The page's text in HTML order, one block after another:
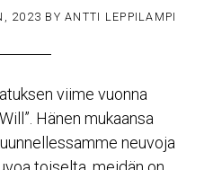
2023 BYANTTI LEPPILAMPI
viime vuonna
. Hänen mukaansa
neuvoja